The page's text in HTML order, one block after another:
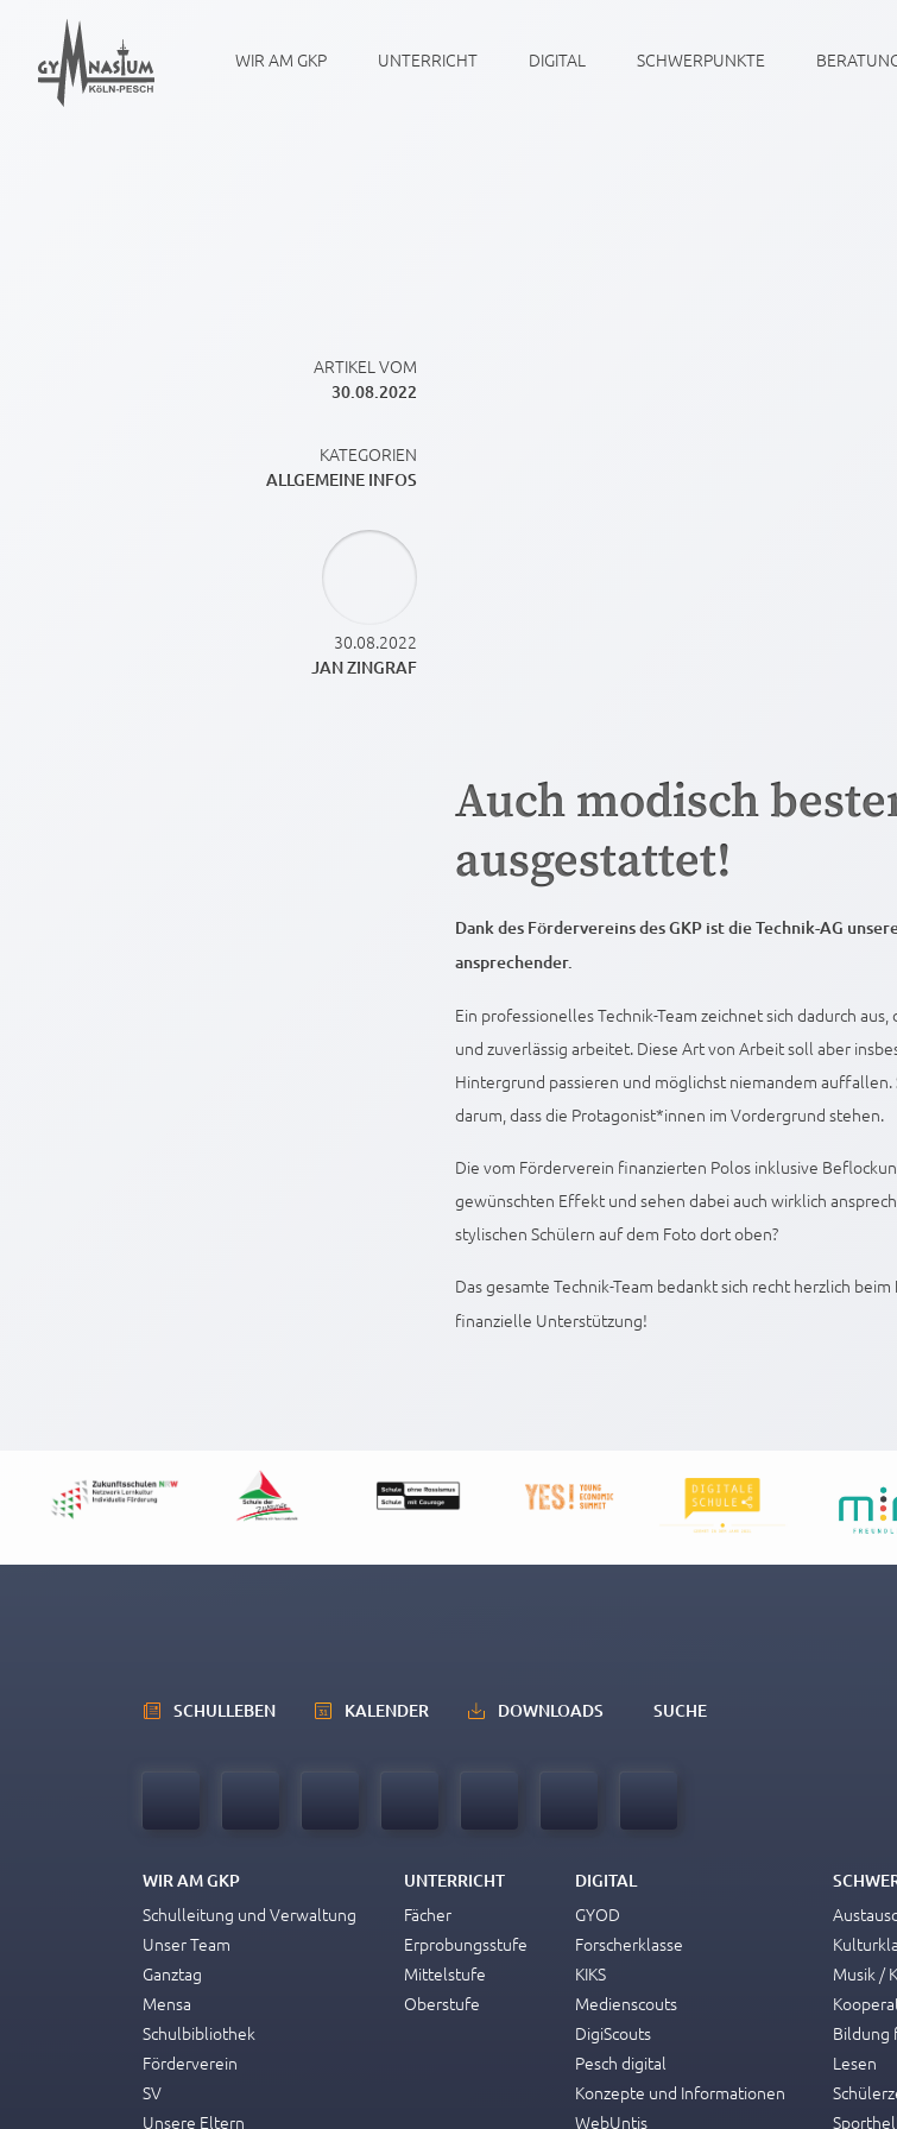
WIR AM GKP UNTERRICHT DIGITAL SCHWERPUNKTE
ARTIKEL VOM
30.08.2022
KATEGORIEN
ALLGEMEINE INFOS
30.08.2022
JAN ZINGRAF
Auch modisch
ausgestattet!
Dank des Fördervereins des GKP ist die Technik-AG
ansprechender.
Ein professionelles Technik-Team zeichnet sich dadurch
und zuverlässig arbeitet. Diese Art von Arbeit soll aber
Hintergrund passieren und möglichst niemandem
darum, dass die Protagonist*innen im Vordergrund stehen.
Die vom Förderverein finanzierten Polos inklusive
gewünschten Effekt und sehen dabei auch wirklich
stylischen Schülern auf dem Foto dort oben?
Das gesamte Technik-Team bedankt sich recht herzlich beim
finanzielle Unterstützung!
SCHULLEBEN KALENDER DOWNLOADS SUCHE
WIR AM GKP
Schulleitung und Verwaltung
Unser Team
Ganztag
Mensa
Schulbibliothek
Förderverein
SV
Unsere Eltern
UNTERRICHT
Fächer
Erprobungsstufe
Mittelstufe
Oberstufe
DIGITAL
GYOD
Forscherklasse
KIKS
Medienscouts
DigiScouts
Pesch digital
Konzepte und Informationen
WebUntis
Musik /
Bildung
Lesen